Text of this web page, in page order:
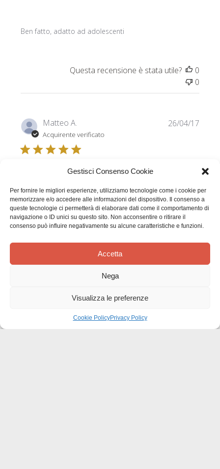
Gestisci Consenso Cookie
Per fornire le migliori esperienze, utilizziamo tecnologie come i cookie per
memorizzare e/o accedere alle informazioni del dispositivo. Il consenso a
queste tecnologie ci permetterà di elaborare dati come il comportamento di
navigazione o ID unici su questo sito. Non acconsentire o ritirare il
consenso può influire negativamente su alcune caratteristiche e funzioni.
Accetta
Nega
Visualizza le preferenze
Cookie PolicyPrivacy Policy
Ben fatto, adatto ad adolescenti
Questa recensione è stata utile?
0
0
Matteo A.
Acquirente verificato
Quando ho letto che la
Quando ho letto che la stampa era "signle copy" (o
qualcosa del genere), mi aspettavo che la qualità della
rilegatura fosse bassa, invece è perfetta. In pochissimi
26/04/17